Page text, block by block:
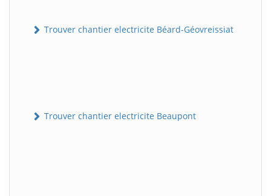
Trouver chantier electricite Béard-Géovreissiat
Trouver chantier electricite Beaupont